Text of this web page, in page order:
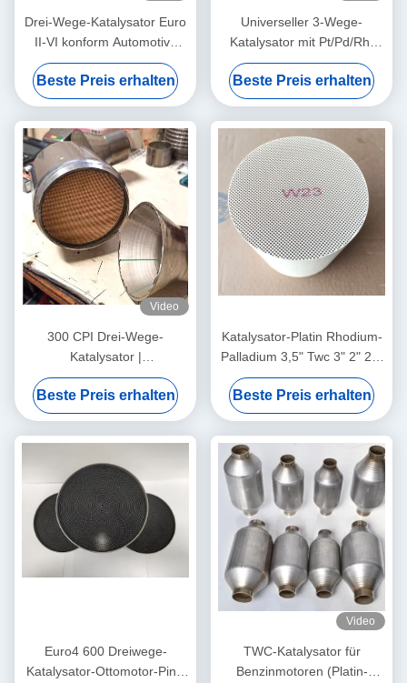
Drei-Wege-Katalysator Euro
II-VI konform Automotive
TWC - 2,5" 50 Zellen
Beste Preis erhalten
Universeller 3-Wege-
Katalysator mit Pt/Pd/Rh-
Zelle, Größen von 2,5"/3 Zoll
Beste Preis erhalten
Video
300 CPI Drei-Wege-
Katalysator |
Abgasreinigungssystem für
Kraftfahrzeuge | Erfüllt
EURO 6-Normen
Beste Preis erhalten
Katalysator-Platin Rhodium-
Palladium 3,5" Twc 3" 2" 2,5
Zellkatalysator des Zoll-200
Beste Preis erhalten
Euro4 600 Dreiwege-
Katalysator-Ottomotor-Pint-
Video
TWC-Katalysator für
Benzinmotoren (Platin-